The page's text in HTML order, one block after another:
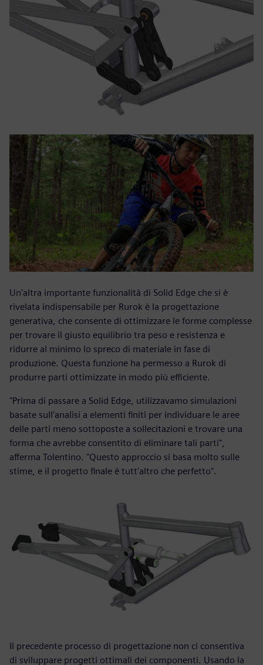
Un'altra importante funzionalità di Solid Edge che si è
rivelata indispensabile per Rurok è la progettazione
generativa, che consente di ottimizzare le forme complesse
per trovare il giusto equilibrio tra peso e resistenza e
ridurre al minimo lo spreco di materiale in fase di
produzione. Questa funzione ha permesso a Rurok di
produrre parti ottimizzate in modo più efficiente.
"Prima di passare a Solid Edge, utilizzavamo simulazioni
basate sull'analisi a elementi finiti per individuare le aree
delle parti meno sottoposte a sollecitazioni e trovare una
forma che avrebbe consentito di eliminare tali parti",
afferma Tolentino. "Questo approccio si basa molto sulle
stime, e il progetto finale è tutt'altro che perfetto".
Il precedente processo di progettazione non ci consentiva
di sviluppare progetti ottimali dei componenti. Usando la